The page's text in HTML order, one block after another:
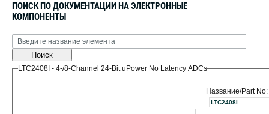
ПОИСК ПО ДОКУМЕНТАЦИИ НА ЭЛЕКТРОННЫЕ
КОМПОНЕНТЫ
Поиск
LTC2408I - 4-/8-Channel 24-Bit uPower No Latency ADCs
Название/Part No:
LTC2408I